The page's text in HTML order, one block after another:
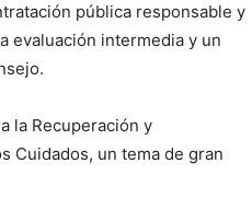
pública responsable y
evaluación intermedia y un
la Recuperación y
Cuidados, un tema de gran